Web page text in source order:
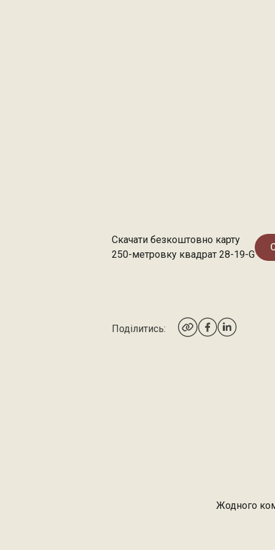
Скачати безкоштовно карту
250-метровку квадрат 28-19-G
Поділитись:
Жодного